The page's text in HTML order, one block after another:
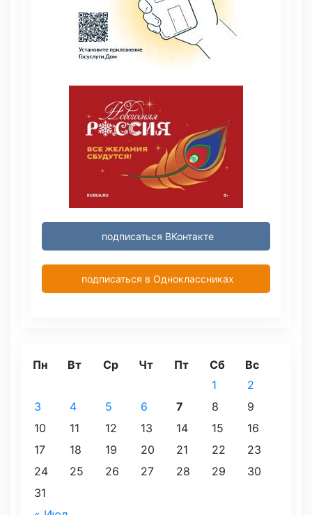
подписаться ВКонтакте
подписаться в Одноклассниках
Пн Вт Ср Чт Пт Сб Вс
1
2
3
4 5 6 7 8
9
10
11 12 13 14 15
16
17
18 19 20 21 22
23
24
25 26 27 28 29
30
31